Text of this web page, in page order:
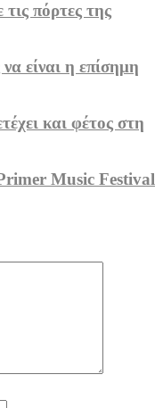
πόρτες της
είναι η επίσημη
και φέτος στη
Music Festival